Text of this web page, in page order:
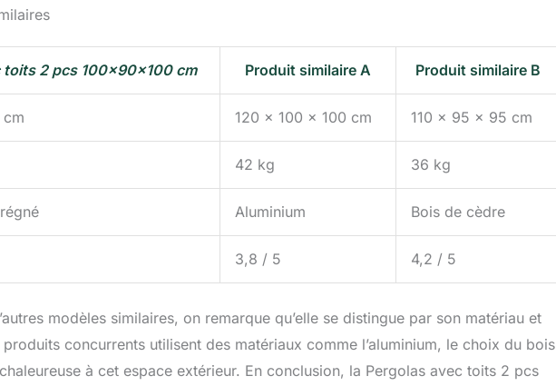
toits 2 pcs 100x90x100 cm Produit similaire A Produit similaire B
120 x 100 x 100 cm 110 x 95 x 95 cm
42 kg 36 kg
Aluminium Bois de cèdre
3,8 / 5 4,2 / 5
modèles similaires, on remarque qu’elle se distingue par son matériau et
concurrents utilisent des matériaux comme l’aluminium, le choix du bois
à cet espace extérieur. En conclusion, la Pergolas avec toits 2 pcs